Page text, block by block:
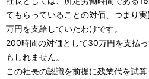
てもらっていることの対価、つまり
万円を支給していたわけです。
200時間の対価として30万円を支払
もしれません。
この社長の認識を前提に残業代を試算